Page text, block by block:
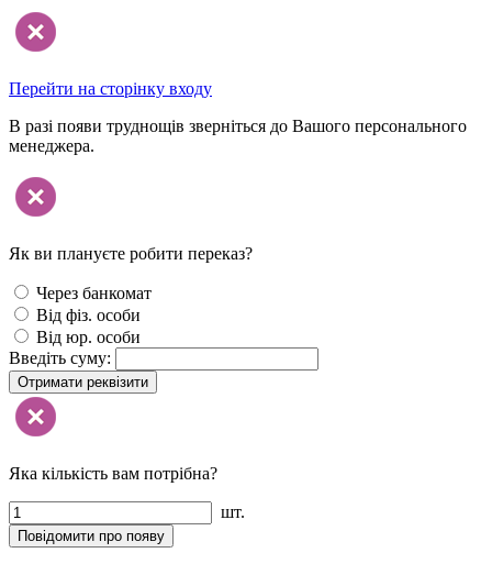
Перейти на сторінку входу
В разі появи труднощів зверніться до Вашого персонального
менеджера.
Як ви плануєте робити переказ?
Через банкомат
Від фіз. особи
Від юр. особи
Введіть суму:
Отримати реквізити
Яка кількість вам потрібна?
шт.
Повідомити про появу